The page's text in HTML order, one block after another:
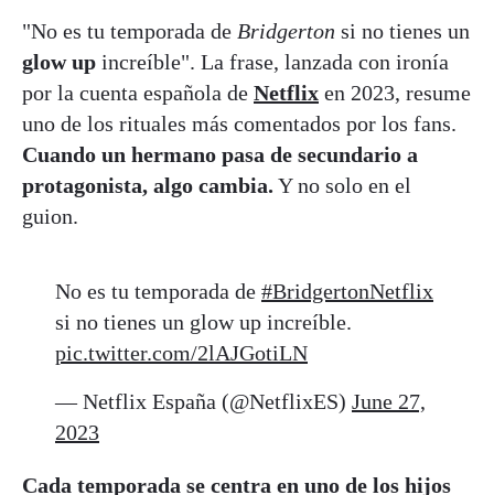
"No es tu temporada de Bridgerton si no tienes un
glow up increíble". La frase, lanzada con ironía
por la cuenta española de Netflix en 2023, resume
uno de los rituales más comentados por los fans.
Cuando un hermano pasa de secundario a
protagonista, algo cambia. Y no solo en el
guion.
No es tu temporada de #BridgertonNetflix
si no tienes un glow up increíble.
pic.twitter.com/2lAJGotiLN
— Netflix España (@NetflixES) June 27,
2023
Cada temporada se centra en uno de los hijos